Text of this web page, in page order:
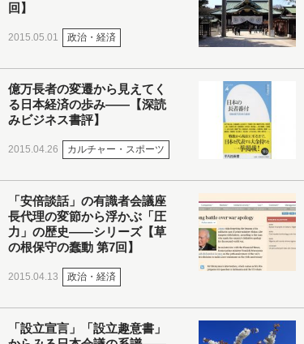
回】
2015.05.01 政治・経済
億万長者の変遷から見えてく
る日本経済の歩み――【深読
みビジネス書評】
2015.04.26 カルチャー・スポーツ
「安倍談話」の有識者会議座
長代理の変節から浮かぶ「圧
力」の歴史――シリーズ【草
の根保守の蠢動 第7回】
2015.04.13 政治・経済
「設立宣言」「設立趣意書」